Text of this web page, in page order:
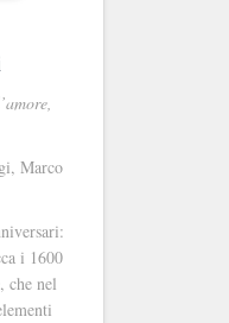
Marco
i 1600
, che nel